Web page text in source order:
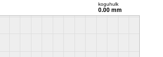
koguhulk
0.00 mm